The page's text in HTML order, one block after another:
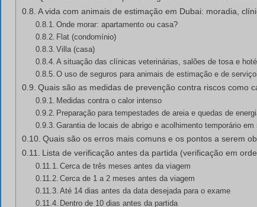
A vida com animais de estimação em Dubai: moradia,
Onde morar: apartamento ou casa?
Flat (condomínio)
Villa (casa)
A situação das clínicas veterinárias, salões de tosa e
O uso de seguros para animais de estimação e de
Quais são as medidas de prevenção contra riscos como
Medidas contra o calor intenso
Preparação para tempestades de areia e quedas de
Garantia de locais de abrigo e acolhimento temporário
Quais são os erros mais comuns e os pontos a serem
Lista de verificação antes da partida (verificação em
Cerca de três meses antes da viagem
Cerca de 1 a 2 meses antes da viagem
Até 14 dias antes da data desejada para o exame
Dentro de 10 dias antes da partida